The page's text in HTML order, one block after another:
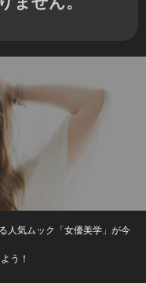
人気ムック「女優美学」が今
う！